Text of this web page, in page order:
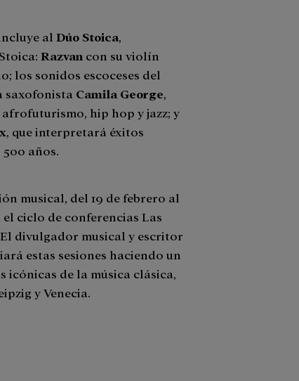
alDúo Stoica,
Razvan con su violín
los sonidos escoceses del
saxofonista Camila George,
hip hop y jazz; y
, que interpretará éxitos
años.
musical, del 19 de febrero al
ciclo de conferencias Las
divulgador musical y escritor
estas sesiones haciendo un
icónicas de la música clásica,
y Venecia.